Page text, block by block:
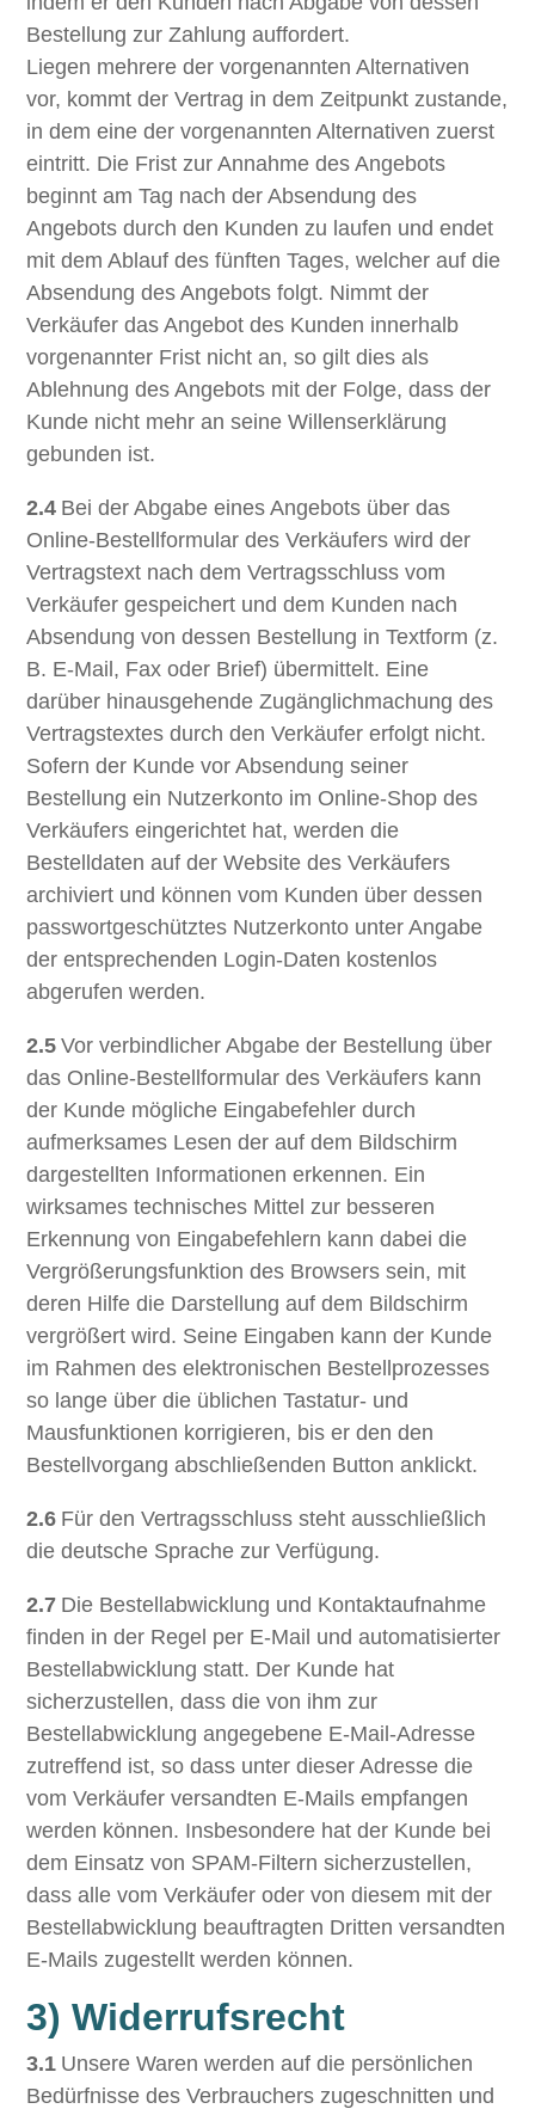
Bestellung zur Zahlung auffordert.
Liegen mehrere der vorgenannten Alternativen
vor, kommt der Vertrag in dem Zeitpunkt zustande,
in dem eine der vorgenannten Alternativen zuerst
eintritt. Die Frist zur Annahme des Angebots
beginnt am Tag nach der Absendung des
Angebots durch den Kunden zu laufen und endet
mit dem Ablauf des fünften Tages, welcher auf die
Absendung des Angebots folgt. Nimmt der
Verkäufer das Angebot des Kunden innerhalb
vorgenannter Frist nicht an, so gilt dies als
Ablehnung des Angebots mit der Folge, dass der
Kunde nicht mehr an seine Willenserklärung
gebunden ist.
2.4 Bei der Abgabe eines Angebots über das
Online-Bestellformular des Verkäufers wird der
Vertragstext nach dem Vertragsschluss vom
Verkäufer gespeichert und dem Kunden nach
Absendung von dessen Bestellung in Textform (z.
B. E-Mail, Fax oder Brief) übermittelt. Eine
darüber hinausgehende Zugänglichmachung des
Vertragstextes durch den Verkäufer erfolgt nicht.
Sofern der Kunde vor Absendung seiner
Bestellung ein Nutzerkonto im Online-Shop des
Verkäufers eingerichtet hat, werden die
Bestelldaten auf der Website des Verkäufers
archiviert und können vom Kunden über dessen
passwortgeschütztes Nutzerkonto unter Angabe
der entsprechenden Login-Daten kostenlos
abgerufen werden.
2.5 Vor verbindlicher Abgabe der Bestellung über
das Online-Bestellformular des Verkäufers kann
der Kunde mögliche Eingabefehler durch
aufmerksames Lesen der auf dem Bildschirm
dargestellten Informationen erkennen. Ein
wirksames technisches Mittel zur besseren
Erkennung von Eingabefehlern kann dabei die
Vergrößerungsfunktion des Browsers sein, mit
deren Hilfe die Darstellung auf dem Bildschirm
vergrößert wird. Seine Eingaben kann der Kunde
im Rahmen des elektronischen Bestellprozesses
so lange über die üblichen Tastatur- und
Mausfunktionen korrigieren, bis er den den
Bestellvorgang abschließenden Button anklickt.
2.6 Für den Vertragsschluss steht ausschließlich
die deutsche Sprache zur Verfügung.
2.7 Die Bestellabwicklung und Kontaktaufnahme
finden in der Regel per E-Mail und automatisierter
Bestellabwicklung statt. Der Kunde hat
sicherzustellen, dass die von ihm zur
Bestellabwicklung angegebene E-Mail-Adresse
zutreffend ist, so dass unter dieser Adresse die
vom Verkäufer versandten E-Mails empfangen
werden können. Insbesondere hat der Kunde bei
dem Einsatz von SPAM-Filtern sicherzustellen,
dass alle vom Verkäufer oder von diesem mit der
Bestellabwicklung beauftragten Dritten versandten
E-Mails zugestellt werden können.
3) Widerrufsrecht
3.1 Unsere Waren werden auf die persönlichen
Bedürfnisse des Verbrauchers zugeschnitten und